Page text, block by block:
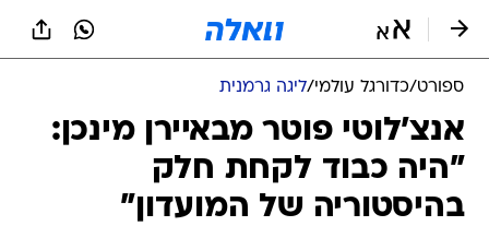
ספורט/כדורגל עולמי/ליגה גרמנית
אנצ'לוטי פוטר מבאיירן מינכן:
"היה כבוד לקחת חלק
בהיסטוריה של המועדון"